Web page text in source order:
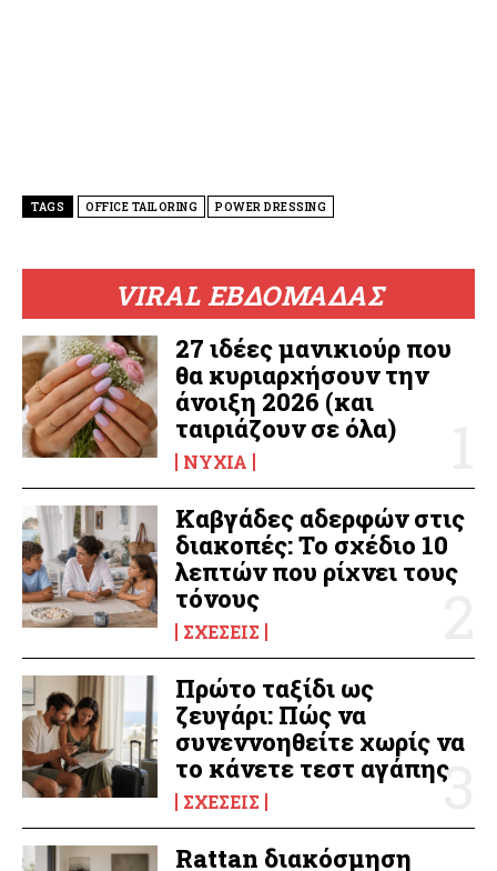
VIRAL ΕΒΔΟΜΑΔΑΣ
27 ιδέες μανικιούρ που
θα κυριαρχήσουν την
άνοιξη 2026 (και
ταιριάζουν σε όλα)
ΝΎΧΙΑ
Καβγάδες αδερφών στις
διακοπές: Το σχέδιο 10
λεπτών που ρίχνει τους
τόνους
ΣΧΈΣΕΙΣ
Πρώτο ταξίδι ως
ζευγάρι: Πώς να
συνεννοηθείτε χωρίς να
το κάνετε τεστ αγάπης
ΣΧΈΣΕΙΣ
Rattan διακόσμηση
TAGS OFFICE TAILORING POWER DRESSING